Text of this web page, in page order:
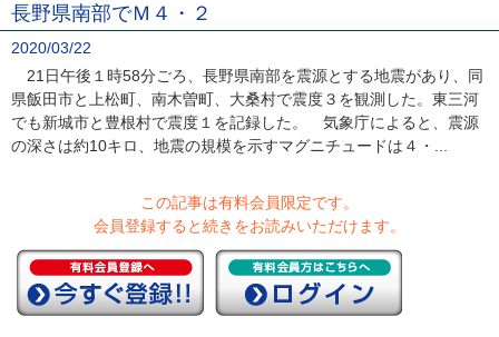
長野県南部でＭ４・２
2020/03/22
21日午後１時58分ごろ、長野県南部を震源とする地震があり、同
県飯田市と上松町、南木曽町、大桑村で震度３を観測した。東三河
でも新城市と豊根村で震度１を記録した。 気象庁によると、震源
の深さは約10キロ、地震の規模を示すマグニチュードは４・...
この記事は有料会員限定です。
会員登録すると続きをお読みいただけます。